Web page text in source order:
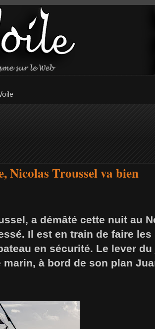
Nicolas Troussel va bien
a démâté cette nuit au
Il est en train de faire les
en sécurité. Le lever du
à bord de son plan